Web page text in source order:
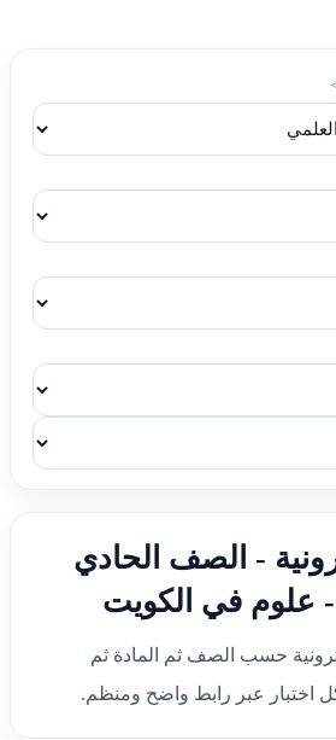
- الصف الحادي
علوم في الكويت
حسب الصف ثم المادة ثم
اختبار عبر رابط واضح ومنظم.